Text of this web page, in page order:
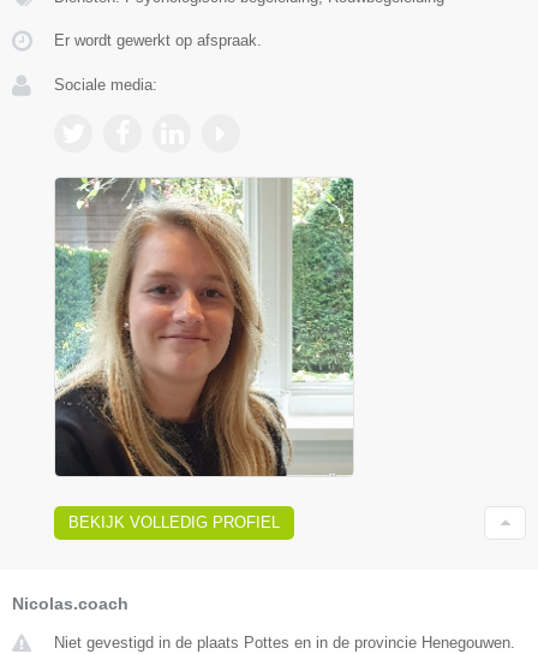
Er wordt gewerkt op afspraak.
Sociale media:
BEKIJK VOLLEDIG PROFIEL
Nicolas.coach
Niet gevestigd in de plaats Pottes en in de provincie Henegouwen.